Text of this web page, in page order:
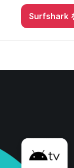
Surfshark